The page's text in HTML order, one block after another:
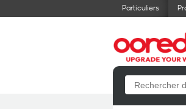
Particuliers